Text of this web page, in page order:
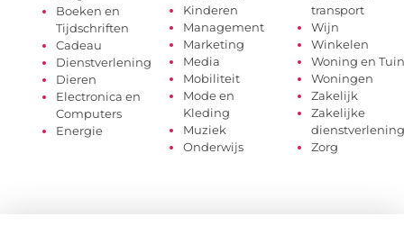
Boeken en
Tijdschriften
Cadeau
Dienstverlening
Dieren
Electronica en
Computers
Energie
Kinderen
Management
Marketing
Media
Mobiliteit
Mode en
Kleding
Muziek
Onderwijs
transport
Wijn
Winkelen
Woning en Tuin
Woningen
Zakelijk
Zakelijke
dienstverlening
Zorg